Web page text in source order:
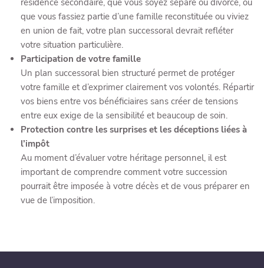
résidence secondaire, que vous soyez séparé ou divorcé, ou
que vous fassiez partie d’une famille reconstituée ou viviez
en union de fait, votre plan successoral devrait refléter
votre situation particulière.
Participation de votre famille
Un plan successoral bien structuré permet de protéger
votre famille et d’exprimer clairement vos volontés. Répartir
vos biens entre vos bénéficiaires sans créer de tensions
entre eux exige de la sensibilité et beaucoup de soin.
Protection contre les surprises et les déceptions liées à
l’impôt
Au moment d’évaluer votre héritage personnel, il est
important de comprendre comment votre succession
pourrait être imposée à votre décès et de vous préparer en
vue de l’imposition.